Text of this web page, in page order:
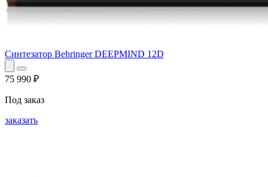
Синтезатор Behringer DEEPMIND 12D
75 990 ₽
Под заказ
заказать